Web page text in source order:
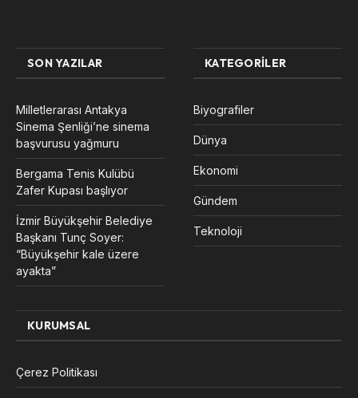
SON YAZILAR
Milletlerarası Antakya
Sinema Şenliği’ne sinema
başvurusu yağmuru
Bergama Tenis Kulübü
Zafer Kupası başlıyor
İzmir Büyükşehir Belediye
Başkanı Tunç Soyer:
“Büyükşehir kale üzere
ayakta”
KATEGORILER
Biyografiler
Dünya
Ekonomi
Gündem
Teknoloji
KURUMSAL
Çerez Politikası